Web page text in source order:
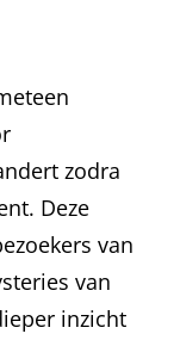
zodra
Deze
van
van
inzicht